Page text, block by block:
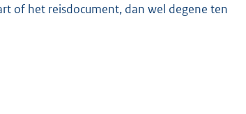
of het reisdocument, dan wel degene ten